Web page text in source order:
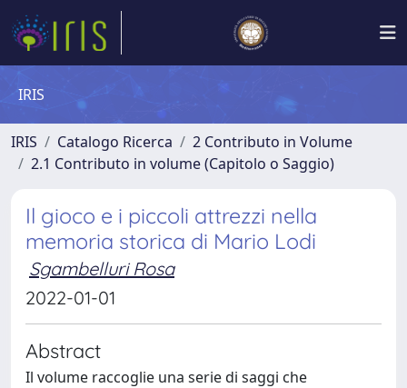
IRIS
IRIS Catalogo Ricerca
2 Contributo in Volume
2.1 Contributo in volume (Capitolo o Saggio)
Il gioco e i piccoli attrezzi nella
memoria storica di Mario Lodi
Sgambelluri Rosa
2022-01-01
Abstract
Il volume raccoglie una serie di saggi che